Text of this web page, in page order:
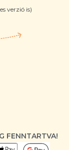
verzió is)
FENNTARTVA!